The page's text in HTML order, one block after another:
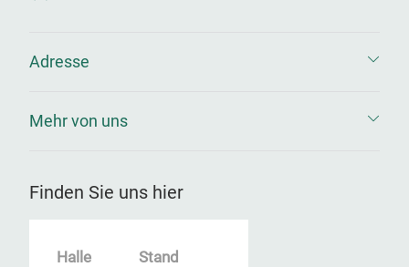
Adresse
Mehr von uns
Finden Sie uns hier
Halle Stand